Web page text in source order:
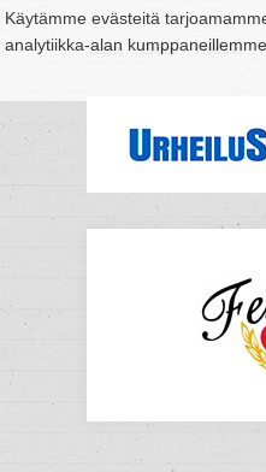
Käytämme evästeitä
analytiikka-alan
Suomi Espoo Helsinki